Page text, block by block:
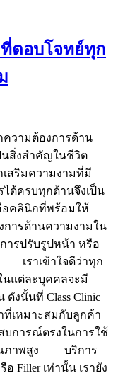
ที่ตอบโจทย์ทุก
ความต้องการด้าน
สิ่งสำคัญในชีวิต
สริมความงามที่มี
ด้ครบทุกด้านจึงเป็น
อคลินิกที่พร้อมให้
การด้านความงามใน
ารปรับรูปหน้า หรือ
เราเข้าใจดีว่าทุก
นแต่ละบุคคลจะมี
งนั้นที่ Class Clinic
ที่เหมาะสมกับลูกค้า
การณ์ตรงในการใช้
ณภาพสูง บริการ
Filler เท่านั้น เรายัง